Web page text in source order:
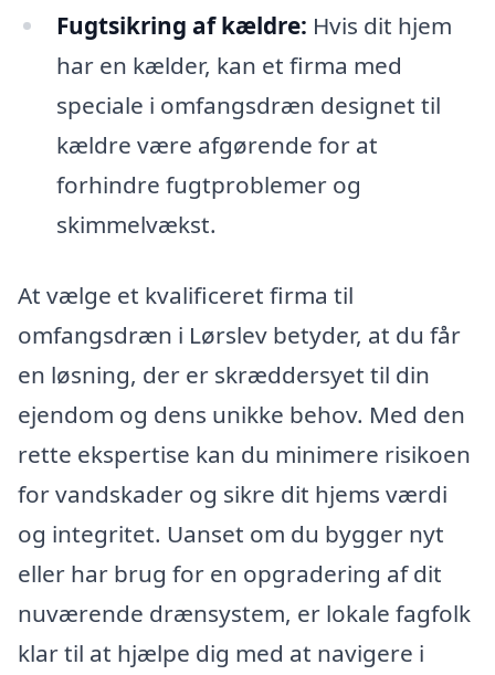
Fugtsikring af kældre: Hvis dit hjem
har en kælder, kan et firma med
speciale i omfangsdræn designet til
kældre være afgørende for at
forhindre fugtproblemer og
skimmelvækst.
At vælge et kvalificeret firma til
omfangsdræn i Lørslev betyder, at du får
en løsning, der er skræddersyet til din
ejendom og dens unikke behov. Med den
rette ekspertise kan du minimere risikoen
for vandskader og sikre dit hjems værdi
og integritet. Uanset om du bygger nyt
eller har brug for en opgradering af dit
nuværende drænsystem, er lokale fagfolk
klar til at hjælpe dig med at navigere i